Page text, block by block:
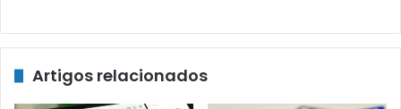
Artigos relacionados